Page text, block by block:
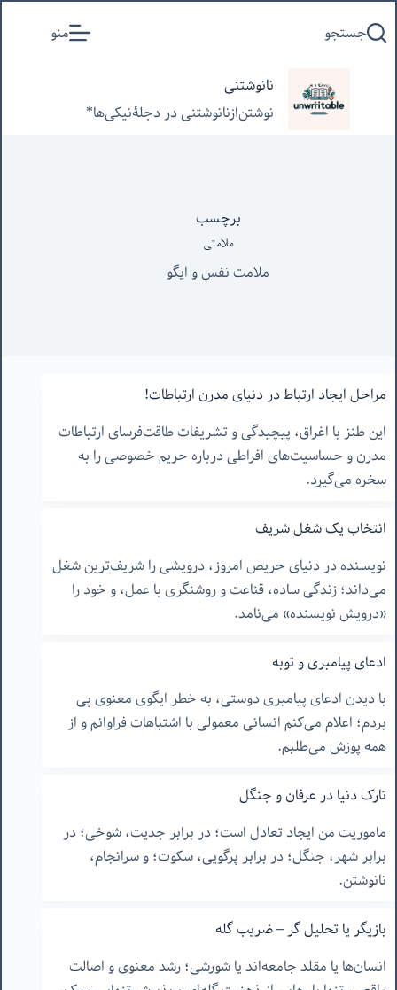
به
جستجو منو
نانوشتنی
نوشتن‌از‌نانوشتنی‌ در‌ دجلۀنیکی‌ها*
برچسب
ملامتی
ملامت نفس و ایگو
مراحل ایجاد ارتباط در دنیای مدرن ارتباطات!
این طنز با اغراق، پیچیدگی و تشریفات طاقت‌فرسای ارتباطات
مدرن و حساسیت‌های افراطی درباره حریم خصوصی را به
سخره می‌گیرد.
انتخاب یک شغل شریف
نویسنده در دنیای حریص امروز، درویشی را شریف‌ترین شغل
می‌داند؛ زندگی ساده، قناعت و روشنگری با عمل، و خود را
«درویش نویسنده» می‌نامد.
ادعای پیامبری و توبه
با دیدن ادعای پیامبری دوستی، به خطر ایگوی معنوی پی
بردم؛ اعلام می‌کنم انسانی معمولی با اشتباهات فراوانم و از
همه پوزش می‌طلبم.
تارک دنیا در عرفان و جنگل
ماموریت من ایجاد تعادل است؛ در برابر جدیت، شوخی؛ در
برابر شهر، جنگل؛ در برابر پرگویی، سکوت؛ و سرانجام،
نانوشتن.
بازیگر یا تحلیل گر – ضریب گله
انسان‌ها یا مقلد جامعه‌اند یا شورشی؛ رشد معنوی و اصالت